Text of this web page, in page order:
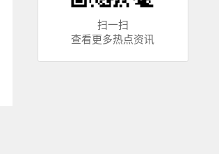
扫一扫
查看更多热点资讯